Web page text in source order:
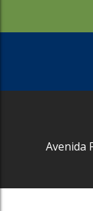
Avenida